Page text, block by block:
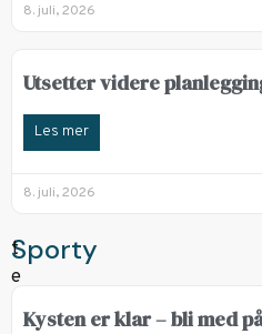
8. juli, 2026
Utsetter videre
Les mer
8. juli, 2026
Sporty
Kysten er klar – bli med